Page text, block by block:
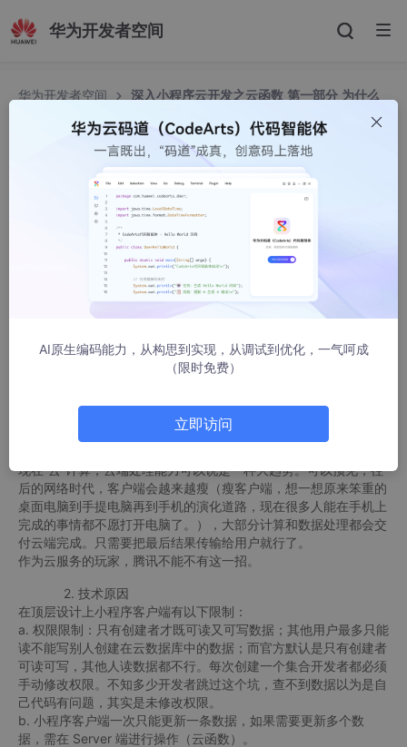
华为开发者空间
华为开发者空间
深入小程序云开发之云函数 第一部分 为什么
深入小程序云开发之云函数 第一部分 为什么要用云
函数
dnmike
5574人浏览 · 2019-08-14 23:36:48
深入小程序云开发之云函数
第一部分 为什么要用云函数
现在“云”计算，云端处理能力可以说是一种大趋势。可以预见，往
后的网络时代，客户端会越来越瘦（瘦客户端，想一想原来笨重的
桌面电脑到手提电脑再到手机的演化道路，现在很多人能在手机上
完成的事情都不愿打开电脑了。），大部分计算和数据处理都会交
付云端完成。只需要把最后结果传输给用户就行了。
作为云服务的玩家，腾讯不能不有这一招。
2. 技术原因
在顶层设计上小程序客户端有以下限制：
a. 权限限制：只有创建者才既可读又可写数据；其他用户最多只能
读不能写别人创建在云数据库中的数据；而官方默认是只有创建者
可读可写，其他人读数据都不行。每次创建一个集合开发者都必须
手动修改权限。不知多少开发者跳过这个坑，查不到数据以为是自
己代码有问题，其实是未修改权限。
b. 小程序客户端一次只能更新一条数据，如果需要更新多个数
据，需在 Server 端进行操作（云函数）。
AI原生编码能力，从构思到实现，从调试到优化，一气呵成
（限时免费）
立即访问